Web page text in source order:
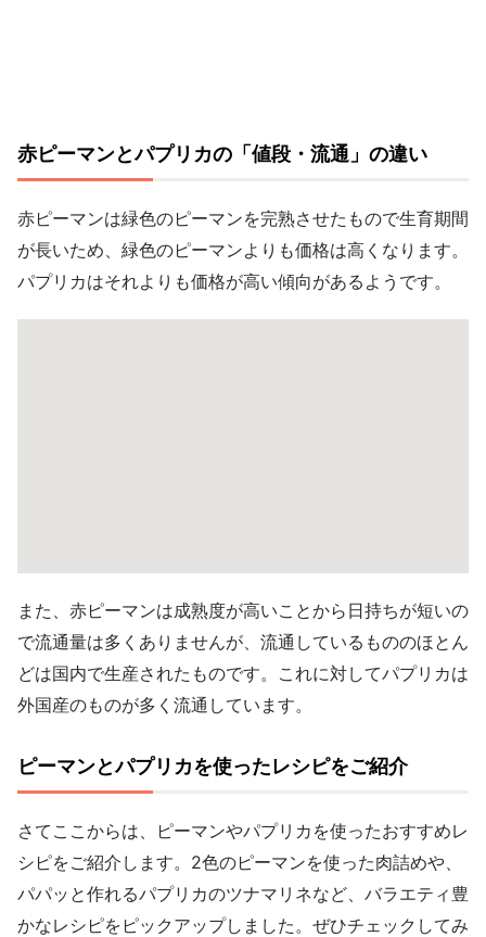
赤ピーマンとパプリカの「値段・流通」の違い
赤ピーマンは緑色のピーマンを完熟させたもので生育期間
が長いため、緑色のピーマンよりも価格は高くなります。
パプリカはそれよりも価格が高い傾向があるようです。
また、赤ピーマンは成熟度が高いことから日持ちが短いの
で流通量は多くありませんが、流通しているもののほとん
どは国内で生産されたものです。これに対してパプリカは
外国産のものが多く流通しています。
ピーマンとパプリカを使ったレシピをご紹介
さてここからは、ピーマンやパプリカを使ったおすすめレ
シピをご紹介します。2色のピーマンを使った肉詰めや、
パパッと作れるパプリカのツナマリネなど、バラエティ豊
かなレシピをピックアップしました。ぜひチェックしてみ